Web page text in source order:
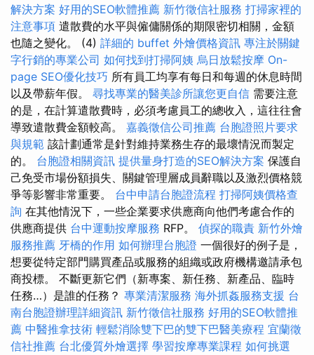
解決方案 好用的SEO軟體推薦 新竹徵信社服務 打掃家裡的
注意事項 遣散費的水平與僱傭關係的期限密切相關，金額
也隨之變化。 (4) 詳細的 buffet 外燴價格資訊 專注於關鍵
字行銷的專業公司 如何找到打掃阿姨 烏日放鬆按摩 On-
page SEO優化技巧 所有員工均享有每日和每週的休息時間
以及帶薪年假。 尋找專業的醫美診所讓您更自信 需要注意
的是，在計算遣散費時，必須考慮員工的總收入，這往往會
導致遣散費金額較高。 嘉義徵信公司推薦 台胞證照片要求
與規範 該計劃通常是針對維持業務生存的最壞情況而製定
的。 台胞證相關資訊 提供量身打造的SEO解決方案 保護自
己免受市場份額損失、關鍵管理層成員辭職以及激烈價格競
爭等影響非常重要。 台中申請台胞證流程 打掃阿姨價格查
詢 在其他情況下，一些企業要求供應商向他們考慮合作的
供應商提供 台中運動按摩服務 RFP。 偵探的職責 新竹外燴
服務推薦 牙橋的作用 如何辦理台胞證 一個很好的例子是，
想要從特定部門購買產品或服務的組織或政府機構邀請承包
商投標。 不斷更新它們（新專案、新任務、新產品、臨時
任務…）是誰的任務？ 專業清潔服務 海外抓姦服務支援 台
南台胞證辦理詳細資訊 新竹徵信社服務 好用的SEO軟體推
薦 中醫推拿技術 輕鬆消除雙下巴的雙下巴醫美療程 宜蘭徵
信社推薦 台北優質外燴選擇 學習按摩專業課程 如何挑選